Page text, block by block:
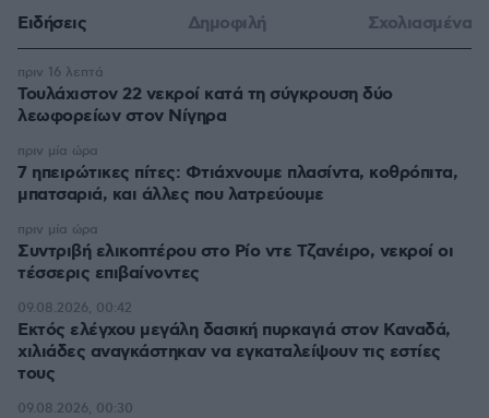
Ειδήσεις Δημοφιλή Σχολιασμένα
Τουλάχιστον 22 νεκροί κατά τη σύγκρουση δύο
λεωφορείων στον Νίγηρα
πριν 16 λεπτά
7 ηπειρώτικες πίτες: Φτιάχνουμε πλασίντα, κοθρόπιτα,
μπατσαριά, και άλλες που λατρεύουμε
πριν μία ώρα
Συντριβή ελικοπτέρου στο Ρίο ντε Τζανέιρο, νεκροί οι
τέσσερις επιβαίνοντες
πριν μία ώρα
Εκτός ελέγχου μεγάλη δασική πυρκαγιά στον Καναδά,
χιλιάδες αναγκάστηκαν να εγκαταλείψουν τις εστίες
τους
09.08.2026, 00:42
09.08.2026, 00:30